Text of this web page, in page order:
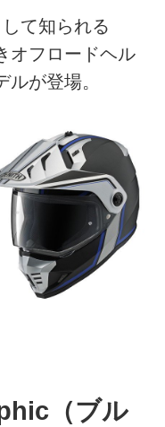
て知られる
オフロードヘル
が登場。
（ブル